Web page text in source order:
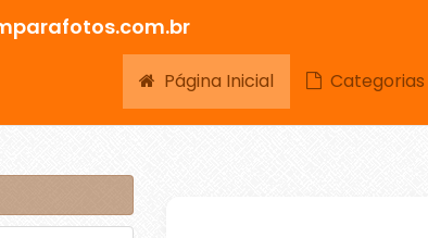
Página Inicial Categorias